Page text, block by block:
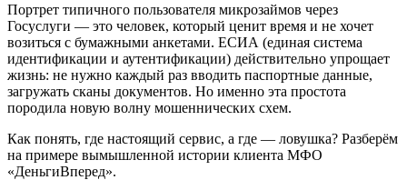
Портрет типичного пользователя микрозаймов через
Госуслуги — это человек, который ценит время и не хочет
возиться с бумажными анкетами. ЕСИА (единая система
идентификации и аутентификации) действительно упрощает
жизнь: не нужно каждый раз вводить паспортные данные,
загружать сканы документов. Но именно эта простота
породила новую волну мошеннических схем.
Как понять, где настоящий сервис, а где — ловушка? Разберём
на примере вымышленной истории клиента МФО
«ДеньгиВперед».